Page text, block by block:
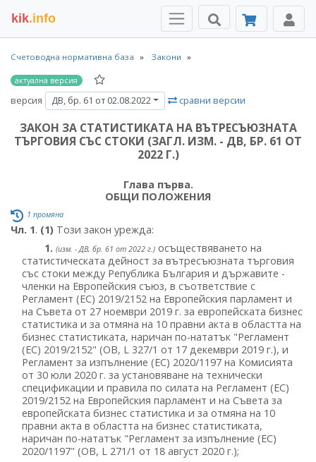
kik.info
Счетоводна нормативна база Закони
актуална версия
версия ДВ, бр. 61 от 02.08.2022 сравни версии
ЗАКОН ЗА СТАТИСТИКАТА НА ВЪТРЕСЪЮЗНАТА
ТЪРГОВИЯ СЪС СТОКИ (ЗАГЛ. ИЗМ. - ДВ, БР. 61 ОТ
2022 Г.)
Глава първа.
ОБЩИ ПОЛОЖЕНИЯ
1 промяна
Чл. 1. (1) Този закон урежда:
1. (изм. - ДВ, бр. 61 от 2022 г.) осъществяването на
статистическата дейност за вътресъюзната търговия
със стоки между Република България и държавите -
членки на Европейския съюз, в съответствие с
Регламент (ЕС) 2019/2152 на Европейския парламент и
на Съвета от 27 ноември 2019 г. за европейската бизнес
статистика и за отмяна на 10 правни акта в областта на
бизнес статистиката, наричан по-нататък "Регламент
(ЕС) 2019/2152" (ОВ, L 327/1 от 17 декември 2019 г.), и
Регламент за изпълнение (ЕС) 2020/1197 на Комисията
от 30 юли 2020 г. за установяване на технически
спецификации и правила по силата на Регламент (ЕС)
2019/2152 на Европейския парламент и на Съвета за
европейската бизнес статистика и за отмяна на 10
правни акта в областта на бизнес статистиката,
наричан по-нататък "Регламент за изпълнение (ЕС)
2020/1197" (ОВ, L 271/1 от 18 август 2020 г.);